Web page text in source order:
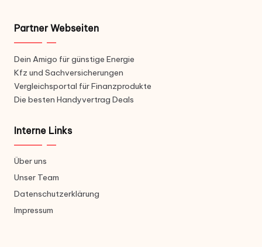
Partner Webseiten
Dein Amigo für günstige Energie
Kfz und Sachversicherungen
Vergleichsportal für Finanzprodukte
Die besten Handyvertrag Deals
Interne Links
Über uns
Unser Team
Datenschutzerklärung
Impressum